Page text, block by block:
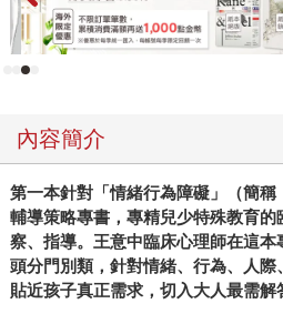
內容簡介
第一本針對「情緒行為障礙」（簡
輔導策略專書，專精兒少特殊教育
察、指導。王意中臨床心理師在這
頭分門別類，針對情緒、行為、人際
貼近孩子真正需求，切入大人最需解